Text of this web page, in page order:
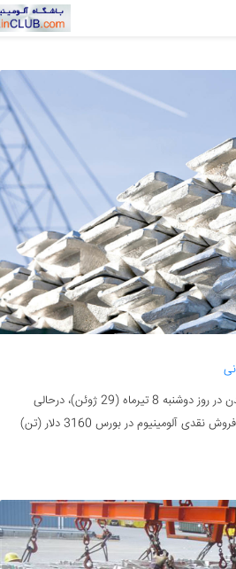
باشگاه آلومینیوم: بورس فلزات لندن در روز دوشنبه 8 تیرماه (29 ژوئن)، درحالی
فعالیت خود را آغاز کرد که قیمت فروش نقدی آلومینیوم در بورس 3160 دلار (تن)